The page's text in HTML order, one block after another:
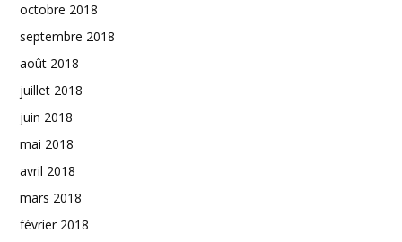
octobre 2018
septembre 2018
août 2018
juillet 2018
juin 2018
mai 2018
avril 2018
mars 2018
février 2018